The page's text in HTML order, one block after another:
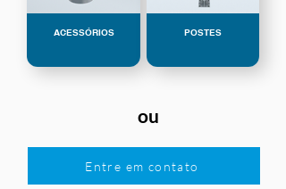
ACESSÓRIOS POSTES
ou
Entre em contato